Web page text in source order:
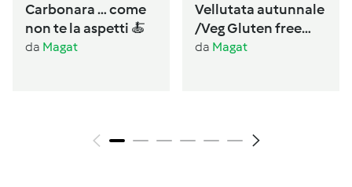
Carbonara … come
non te la aspetti 🍝
da Magat
Vellutata autunnale
/Veg Gluten free
Lactos free
da Magat